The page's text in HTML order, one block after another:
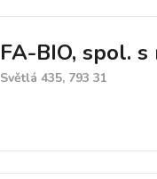
FA-BIO, spol. s
Světlá 435, 793 31